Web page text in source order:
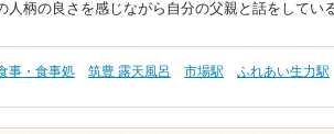
人柄の良さを感じながら自分の父親と話をしてい
事・食事処 筑豊 露天風呂 市場駅 ふれあい生力駅